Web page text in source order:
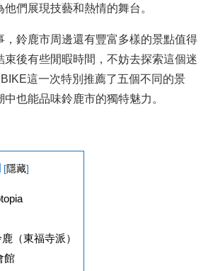
們展現技藝和熱情的舞台。
，鈴鹿市周邊還有豐富多樣的景點值得
束後有些閒暇時間，不妨去探索這個迷
這一次特別推薦了五個不同的景
也能品味鈴鹿市的獨特魅力。
[隱藏]
（東福寺派）
館